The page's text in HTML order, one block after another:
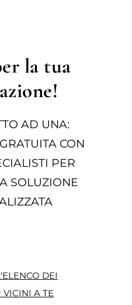
la tua
AD UNA:
CON
PER
SOLUZIONE
DEI
VICINI A TE